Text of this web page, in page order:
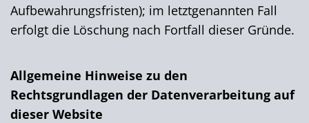
Aufbewahrungsfristen); im letztgenannten Fall
erfolgt die Löschung nach Fortfall dieser Gründe.
Allgemeine Hinweise zu den
Rechtsgrundlagen der Datenverarbeitung auf
dieser Website